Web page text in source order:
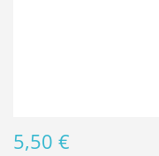
5,50 €